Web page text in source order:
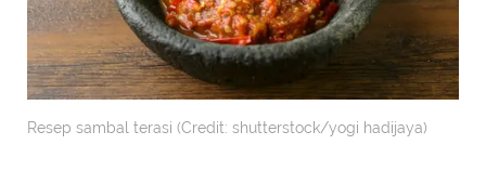
Resep sambal terasi (Credit: shutterstock/yogi hadijaya)